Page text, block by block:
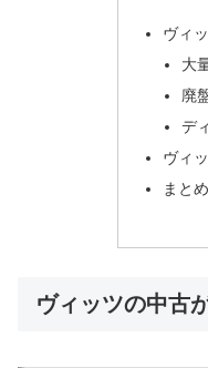
ヴィ
大
廃
デ
ヴィ
まとめ
ヴィッツの中古